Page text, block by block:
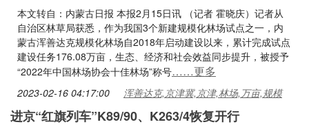
本文转自：内蒙古日报 本报2月15日讯 （记者 霍晓庆）记者从
自治区林草局获悉，作为我国3个新建规模化林场试点之一，内
蒙古浑善达克规模化林场自2018年启动建设以来，累计完成试点
建设任务176.08万亩，生态、经济和社会效益同步提升，被授予
“2022年中国林场协会十佳林场”称号……更多
2023-02-16 04:17:00 浑善达克,京津冀,京津,林场,万亩,规模
进京“红旗列车”K89/90、K263/4恢复开行